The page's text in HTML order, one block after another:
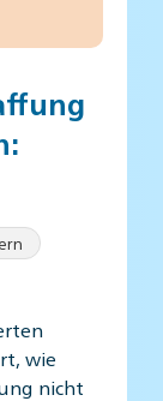
wie
nicht